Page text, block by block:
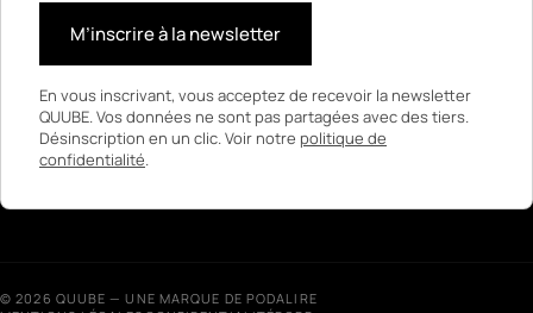
M’inscrire à la newsletter
En vous inscrivant, vous acceptez de recevoir la newsletter
QUUBE. Vos données ne sont pas partagées avec des tiers.
Désinscription en un clic. Voir notre politique de
confidentialité.
© 2026 QUUBE — UNE MARQUE DE PODALIRE